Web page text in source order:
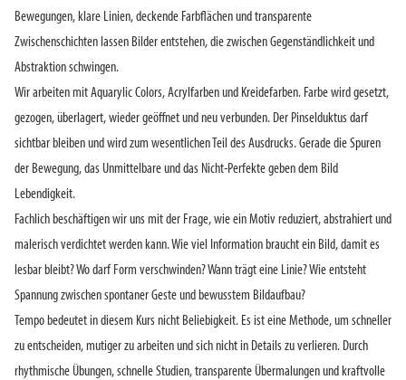
Bewegungen, klare Linien, deckende Farbflächen und transparente
Zwischenschichten lassen Bilder entstehen, die zwischen Gegenständlichkeit und
Abstraktion schwingen.
Wir arbeiten mit Aquarylic Colors, Acrylfarben und Kreidefarben. Farbe wird gesetzt,
gezogen, überlagert, wieder geöffnet und neu verbunden. Der Pinselduktus darf
sichtbar bleiben und wird zum wesentlichen Teil des Ausdrucks. Gerade die Spuren
der Bewegung, das Unmittelbare und das Nicht-Perfekte geben dem Bild
Lebendigkeit.
Fachlich beschäftigen wir uns mit der Frage, wie ein Motiv reduziert, abstrahiert und
malerisch verdichtet werden kann. Wie viel Information braucht ein Bild, damit es
lesbar bleibt? Wo darf Form verschwinden? Wann trägt eine Linie? Wie entsteht
Spannung zwischen spontaner Geste und bewusstem Bildaufbau?
Tempo bedeutet in diesem Kurs nicht Beliebigkeit. Es ist eine Methode, um schneller
zu entscheiden, mutiger zu arbeiten und sich nicht in Details zu verlieren. Durch
rhythmische Übungen, schnelle Studien, transparente Übermalungen und kraftvolle